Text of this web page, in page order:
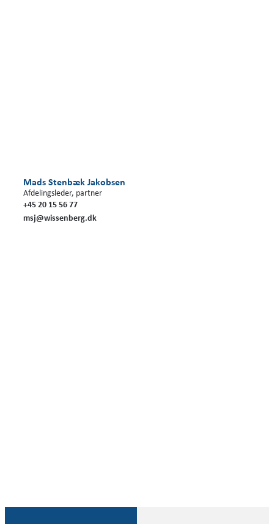
Mads Stenbæk Jakobsen
Afdelingsleder, partner
+45 20 15 56 77
msj@wissenberg.dk